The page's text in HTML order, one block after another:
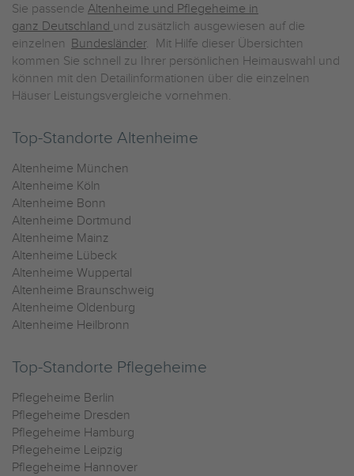
Sie passende Altenheime und Pflegeheime in
ganz Deutschland und zusätzlich ausgewiesen auf die
einzelnen Bundesländer. Mit Hilfe dieser Übersichten
kommen Sie schnell zu Ihrer persönlichen Heimauswahl und
können mit den Detailinformationen über die einzelnen
Häuser Leistungsvergleiche vornehmen.
Top-Standorte Altenheime
Altenheime München
Altenheime Köln
Altenheime Bonn
Altenheime Dortmund
Altenheime Mainz
Altenheime Lübeck
Altenheime Wuppertal
Altenheime Braunschweig
Altenheime Oldenburg
Altenheime Heilbronn
Top-Standorte Pflegeheime
Pflegeheime Berlin
Pflegeheime Dresden
Pflegeheime Hamburg
Pflegeheime Leipzig
Pflegeheime Hannover